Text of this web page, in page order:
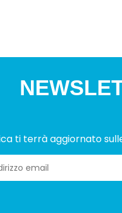
ti terrà aggiornato